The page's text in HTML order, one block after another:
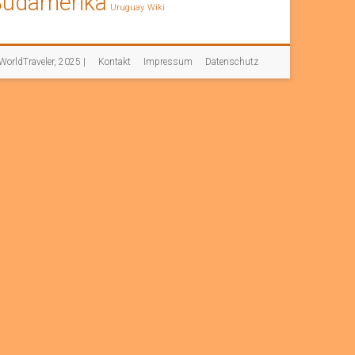
Uruguay Wiki
2025 | Kontakt Impressum Datenschutz